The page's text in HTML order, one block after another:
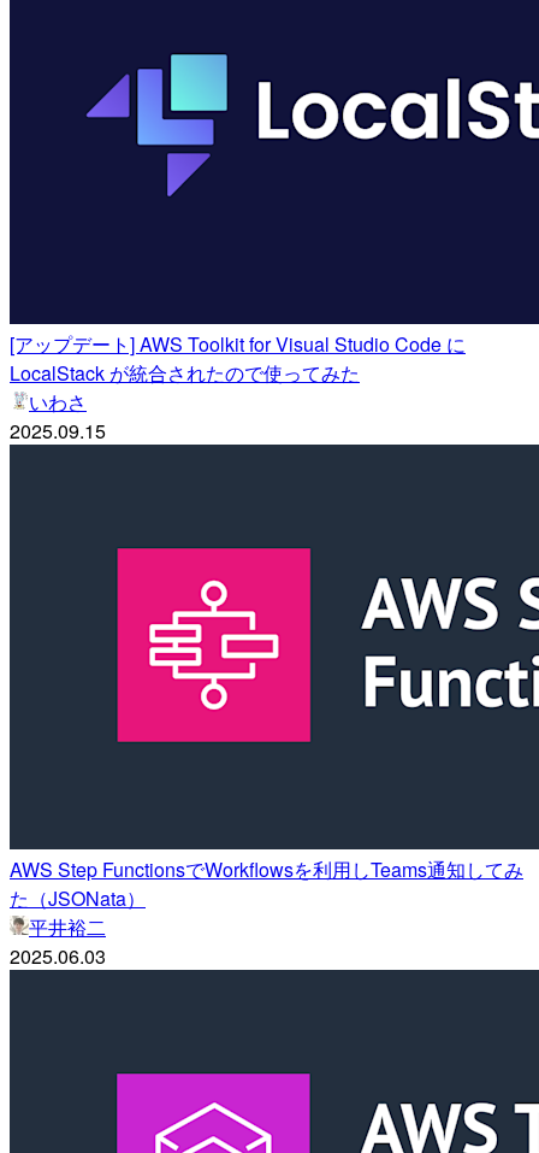
[アップデート] AWS Toolkit for Visual Studio Code に
LocalStack が統合されたので使ってみた
いわさ
2025.09.15
AWS Step FunctionsでWorkflowsを利用しTeams通知してみ
た（JSONata）
平井裕二
2025.06.03